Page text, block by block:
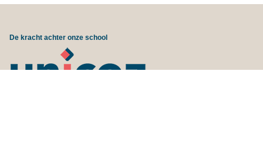
De kracht achter onze school